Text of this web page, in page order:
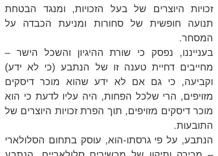
זכויות היוצרים של בעל הזכויות, ומנגד הבטחת
תנועה חופשית של סחורות ומניעת הכבדה על
המסחר.
בענייננו, נפסק כי שורת ההיגיון והשכל הישר –
מחייבים דחיית טענה זו של הנתבע (כי לא ידע)
וקביעה, כי גם אם לא ידע שהוא מוכר דיסקים
מזויפים, הרי שלכל הפחות, היה עליו לדעת כי הוא
מוכר דיסקים מזויפים, תוך הפרת זכויות היוצרים של
התובעות.
הנתבע, על פי גרסתו-הוא, עוסק בתחום הסלולארי